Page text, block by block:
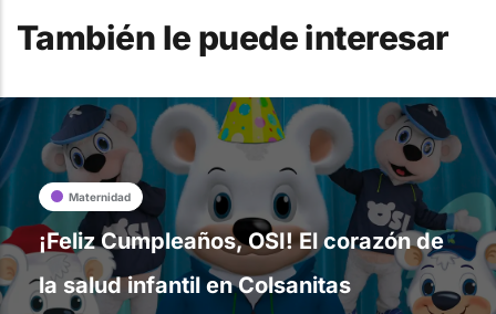
También le puede interesar
Maternidad
¡Feliz Cumpleaños, OSI! El corazón de
la salud infantil en Colsanitas